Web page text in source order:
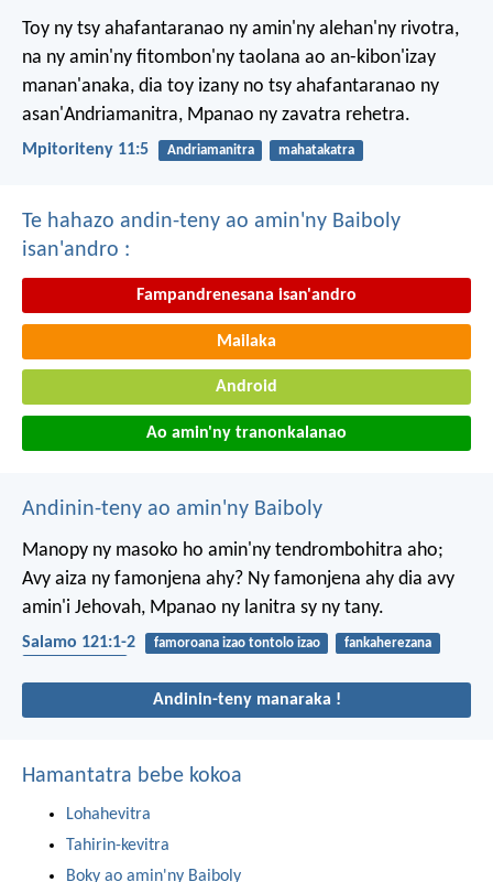
Toy ny tsy ahafantaranao ny amin'ny alehan'ny rivotra,
na ny amin'ny fitombon'ny taolana ao an-kibon'izay
manan'anaka, dia toy izany no tsy ahafantaranao ny
asan'Andriamanitra, Mpanao ny zavatra rehetra.
Mpitoriteny 11:5 Andriamanitra mahatakatra
Te hahazo andin-teny ao amin'ny Baiboly
isan'andro :
Fampandrenesana isan'andro
Mailaka
Android
Ao amin'ny tranonkalanao
Andinin-teny ao amin'ny Baiboly
Manopy ny masoko ho amin'ny tendrombohitra aho;
Avy aiza ny famonjena ahy? Ny famonjena ahy dia avy
amin'i Jehovah, Mpanao ny lanitra sy ny tany.
Salamo 121:1-2 famoroana izao tontolo izao
fankaherezana
Andinin-teny manaraka !
Hamantatra bebe kokoa
Lohahevitra
Tahirin-kevitra
Boky ao amin'ny Baiboly